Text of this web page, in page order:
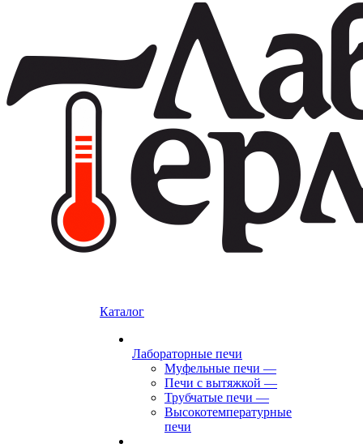
Каталог
Лабораторные печи
Муфельные печи —
Печи с вытяжкой —
Трубчатые печи —
Высокотемпературные
печи